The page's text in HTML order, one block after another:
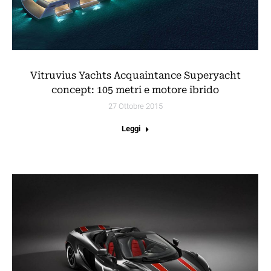
Vitruvius Yachts Acquaintance Superyacht
concept: 105 metri e motore ibrido
27 Ottobre 2015
Leggi